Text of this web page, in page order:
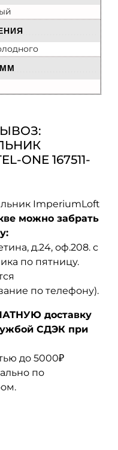
ONE 167511-
ImperiumLoft
можно забрать
д.24, оф.208. с
по пятницу.
по телефону).
доставку
СДЭК при
до 5000₽
по